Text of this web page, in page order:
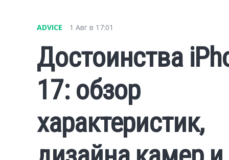
ADVICE 1 Авг в 17:01
Достоинства
17: обзор
характеристик,